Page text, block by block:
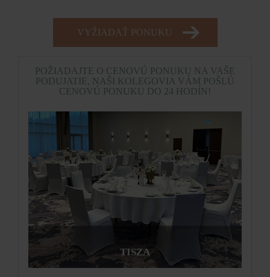
VYŽIADAŤ PONUKU
POŽIADAJTE O CENOVÚ PONUKU NA VAŠE
PODUJATIE, NAŠI KOLEGOVIA VÁM POŠLÚ
CENOVÚ PONUKU DO 24 HODÍN!
TISZA